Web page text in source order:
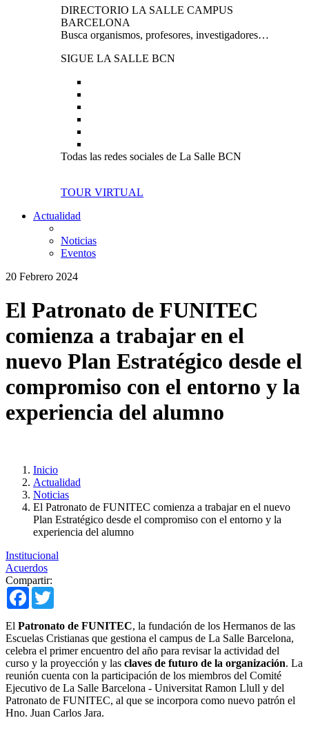
DIRECTORIO LA SALLE CAMPUS
BARCELONA
Busca organismos, profesores, investigadores…
SIGUE LA SALLE BCN
Todas las redes sociales de La Salle BCN
TOUR VIRTUAL
Actualidad
Noticias
Eventos
20 Febrero 2024
El Patronato de FUNITEC
comienza a trabajar en el
nuevo Plan Estratégico desde el
compromiso con el entorno y la
experiencia del alumno
Inicio
Actualidad
Noticias
El Patronato de FUNITEC comienza a trabajar en el nuevo
Plan Estratégico desde el compromiso con el entorno y la
experiencia del alumno
Institucional
Acuerdos
Compartir:
Facebook
​El Patronato de FUNITEC, la fundación de los Hermanos de las
Escuelas Cristianas que gestiona el campus de La Salle Barcelona, ​​
celebra el primer encuentro del año para revisar la actividad del
curso y la proyección y las claves de futuro de la organización. La
reunión cuenta con la participación de los miembros del Comité
Ejecutivo de La Salle Barcelona - Universitat Ramon Llull y del
Patronato de FUNITEC, al que se incorpora como nuevo patrón el
Hno. Juan Carlos Jara.